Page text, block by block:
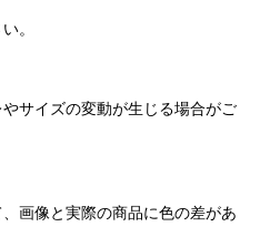
。
サイズの変動が生じる場合がご
画像と実際の商品に色の差があ